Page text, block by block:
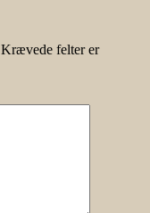
Krævede felter er